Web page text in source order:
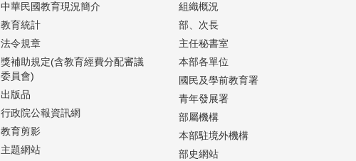
中華民國教育現況簡介
教育統計
法令規章
獎補助規定(含教育經費分配審議
委員會)
出版品
行政院公報資訊網
教育剪影
主題網站
組織概況
部、次長
主任秘書室
本部各單位
國民及學前教育署
青年發展署
部屬機構
本部駐境外機構
部史網站